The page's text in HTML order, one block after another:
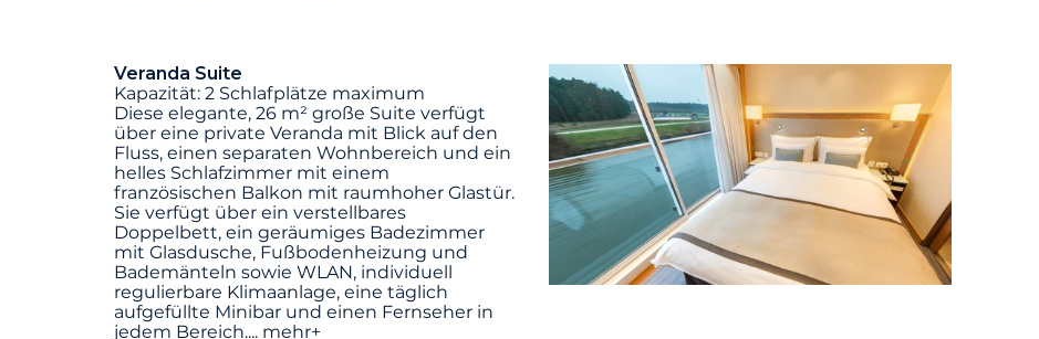
Veranda Suite
Kapazität: 2 Schlafplätze maximum
Diese elegante, 26 m² große Suite verfügt
über eine private Veranda mit Blick auf den
Fluss, einen separaten Wohnbereich und ein
helles Schlafzimmer mit einem
französischen Balkon mit raumhoher Glastür.
Sie verfügt über ein verstellbares
Doppelbett, ein geräumiges Badezimmer
mit Glasdusche, Fußbodenheizung und
Bademänteln sowie WLAN, individuell
regulierbare Klimaanlage, eine täglich
aufgefüllte Minibar und einen Fernseher in
jedem Bereich.... mehr+